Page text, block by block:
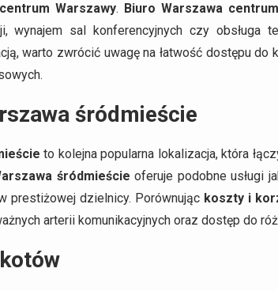
Warszawy. Biuro Warszawa centrum
wynajem sal konferencyjnych czy obsługa
warto zwrócić uwagę na łatwość dostępu do
śródmieście
to kolejna popularna lokalizacja, która
śródmieście oferuje podobne usługi
prestiżowej dzielnicy. Porównując koszty i
arterii komunikacyjnych oraz dostęp do